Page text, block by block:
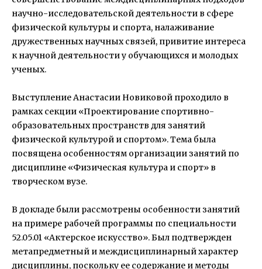
научно-исследовательской деятельности в сфере
физической культуры и спорта, налаживание
дружественных научных связей, привитие интереса
к научной деятельности у обучающихся и молодых
ученых.
Выступление Анастасии Новиковой проходило в
рамках секции «Проектирование спортивно-
образовательных пространств для занятий
физической культурой и спортом». Тема была
посвящена особенностям организации занятий по
дисциплине «Физическая культура и спорт» в
творческом вузе.
В докладе были рассмотрены особенности занятий
на примере рабочей программы по специальности
52.05.01 «Актерское искусство». Был подтвержден
метапредметный и междисциплинарный характер
дисциплины, поскольку ее содержание и методы